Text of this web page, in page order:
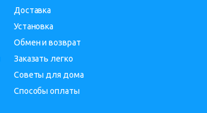
Доставка
Установка
Обмен и возврат
Заказать легко
Советы для дома
Способы оплаты